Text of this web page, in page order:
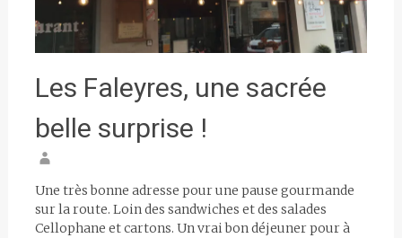
Les Faleyres, une sacrée
belle surprise !
Une très bonne adresse pour une pause gourmande
sur la route. Loin des sandwiches et des salades
Cellophane et cartons. Un vrai bon déjeuner pour à